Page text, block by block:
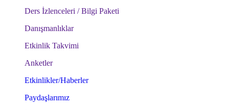
Ders İzlenceleri / Bilgi Paketi
Danışmanlıklar
Etkinlik Takvimi
Anketler
Etkinlikler/Haberler
Paydaşlarımız